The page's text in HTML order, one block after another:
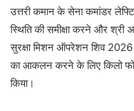
उत्तरी कमान के सेना कमांडर
स्थिति की समीक्षा करने और श्री
सुरक्षा मिशन ऑपरेशन शिव 2026
का आकलन करने के लिए किलो
किया।